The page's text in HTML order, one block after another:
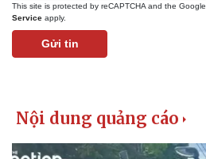
This site is protected by reCAPTCHA and the Google
Service apply.
Gửi tin